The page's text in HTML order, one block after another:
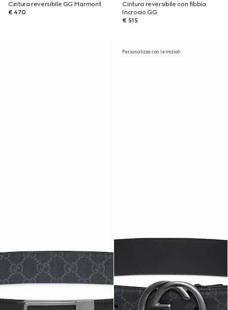
Cintura reversibile GG Marmont
€ 470
Cintura reversibile con fibbia
Incrocio GG
€ 515
Personalizza con le iniziali